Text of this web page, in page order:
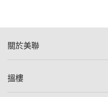
關於美聯
美聯集團
搵樓